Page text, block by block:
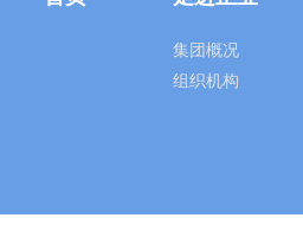
集团概况
组织机构